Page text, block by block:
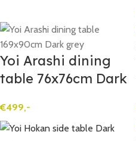
Yoi Arashi dining
table 76x76cm Dark
€499,-